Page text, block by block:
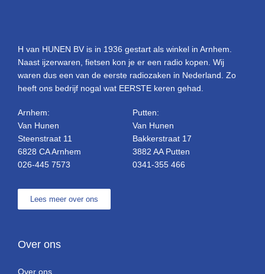
H van HUNEN BV is in 1936 gestart als winkel in Arnhem.
Naast ijzerwaren, fietsen kon je er een radio kopen. Wij
waren dus een van de eerste radiozaken in Nederland. Zo
heeft ons bedrijf nogal wat EERSTE keren gehad.
Arnhem:
Van Hunen
Steenstraat 11
6828 CA Arnhem
026-445 7573
Putten:
Van Hunen
Bakkerstraat 17
3882 AA Putten
0341-355 466
Lees meer over ons
Over ons
Over ons